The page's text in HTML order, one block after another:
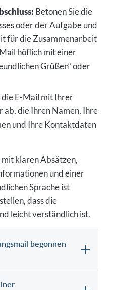
Betonen Sie die
oder der Aufgabe und
für die Zusammenarbeit
höflich mit einer
Grüßen“ oder
die E-Mail mit Ihrer
ab, die Ihren Namen, Ihre
und Ihre Kontaktdaten
klaren Absätzen,
und einer
Sprache ist
dass die
leicht verständlich ist.
begonnen